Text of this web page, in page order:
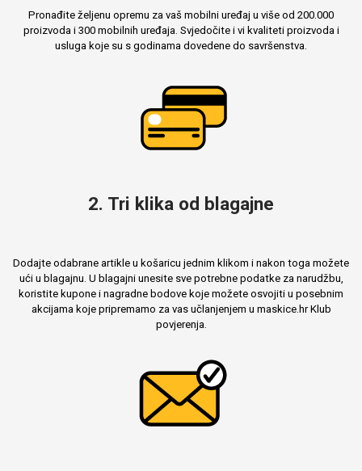
Pronađite željenu opremu za vaš mobilni uređaj u više od 200.000
proizvoda i 300 mobilnih uređaja. Svjedočite i vi kvaliteti proizvoda i
usluga koje su s godinama dovedene do savršenstva.
2. Tri klika od blagajne
Dodajte odabrane artikle u košaricu jednim klikom i nakon toga možete
ući u blagajnu. U blagajni unesite sve potrebne podatke za narudžbu,
koristite kupone i nagradne bodove koje možete osvojiti u posebnim
akcijama koje pripremamo za vas učlanjenjem u maskice.hr Klub
povjerenja.
Mix